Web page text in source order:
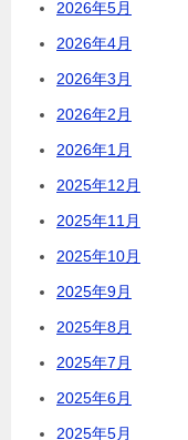
2026年5月
2026年4月
2026年3月
2026年2月
2026年1月
2025年12月
2025年11月
2025年10月
2025年9月
2025年8月
2025年7月
2025年6月
2025年5月